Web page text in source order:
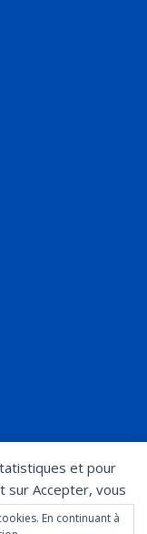
et pour
sur Accepter, vous
En savoir plus
RèglementEn continuant à